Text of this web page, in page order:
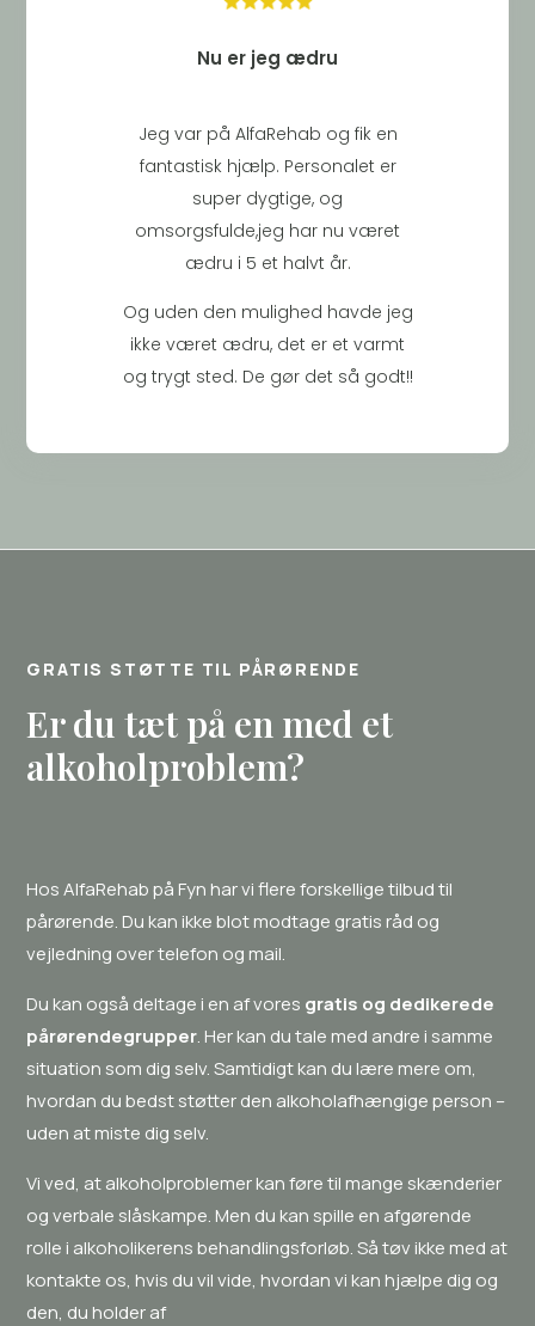
Nu er jeg ædru
Jeg var på AlfaRehab og fik en
fantastisk hjælp. Personalet er
super dygtige, og
omsorgsfulde,jeg har nu været
ædru i 5 et halvt år.
Og uden den mulighed havde jeg
ikke været ædru, det er et varmt
og trygt sted. De gør det så godt!!
GRATIS STØTTE TIL PÅRØRENDE
Er du tæt på en med et
alkoholproblem?
Hos AlfaRehab på Fyn har vi flere forskellige tilbud til
pårørende. Du kan ikke blot modtage gratis råd og
vejledning over telefon og mail.
Du kan også deltage i en af vores gratis og dedikerede
pårørendegrupper. Her kan du tale med andre i samme
situation som dig selv. Samtidigt kan du lære mere om,
hvordan du bedst støtter den alkoholafhængige person –
uden at miste dig selv.
Vi ved, at alkoholproblemer kan føre til mange skænderier
og verbale slåskampe. Men du kan spille en afgørende
rolle i alkoholikerens behandlingsforløb. Så tøv ikke med at
kontakte os, hvis du vil vide, hvordan vi kan hjælpe dig og
den, du holder af